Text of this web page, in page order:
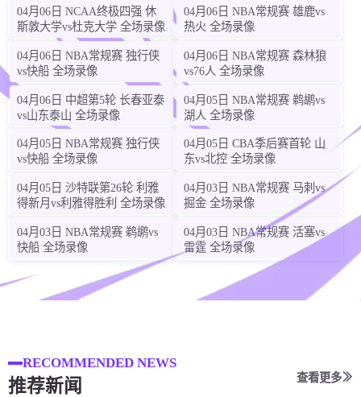
04月06日 NCAA终极四强 休
斯敦大学vs杜克大学 全场录像
04月06日 NBA常规赛 雄鹿vs
热火 全场录像
04月06日 NBA常规赛 独行侠
vs快船 全场录像
04月06日 NBA常规赛 森林狼
vs76人 全场录像
04月06日 中超第5轮 长春亚泰
vs山东泰山 全场录像
04月05日 NBA常规赛 鹈鹕vs
湖人 全场录像
04月05日 NBA常规赛 独行侠
vs快船 全场录像
04月05日 CBA季后赛首轮 山
东vs北控 全场录像
04月05日 沙特联第26轮 利雅
得新月vs利雅得胜利 全场录像
04月03日 NBA常规赛 马刺vs
掘金 全场录像
04月03日 NBA常规赛 鹈鹕vs
快船 全场录像
04月03日 NBA常规赛 活塞vs
雷霆 全场录像
RECOMMENDED NEWS
推荐新闻 查看更多